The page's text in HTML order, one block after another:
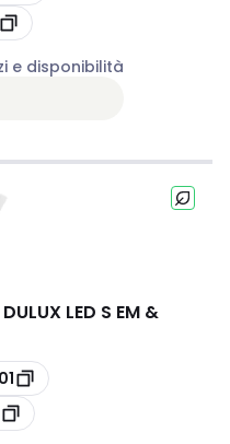
e disponibilità
LED S EM &